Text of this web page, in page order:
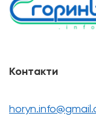
Контакти